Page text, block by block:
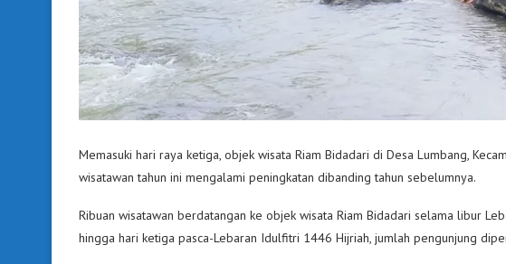
Memasuki hari raya ketiga, objek wisata Riam Bidadari di Desa Lumbang,
wisatawan tahun ini mengalami peningkatan dibanding tahun sebelumnya.
Ribuan wisatawan berdatangan ke objek wisata Riam Bidadari selama libur
hingga hari ketiga pasca-Lebaran Idulfitri 1446 Hijriah, jumlah pengunjung